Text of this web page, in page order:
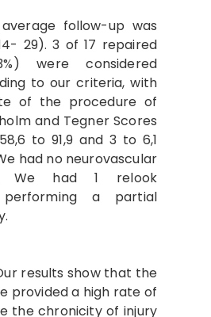
follow-up was
29). 3 of 17 repaired
were considered
to our criteria, with
of the procedure of
and Tegner Scores
to 91,9 and 3 to 6,1
had no neurovascular
We had 1 relook
performing a partial
results show that the
provided a high rate of
the chronicity of injury